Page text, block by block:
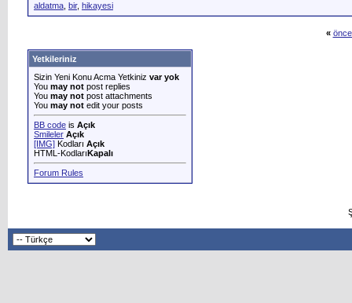
aldatma bir, hikayesi
«
Yetkileriniz
Sizin Yeni Konu Acma Yetkiniz var yok
You may not post replies
You may not post attachments
You may not edit your posts
BB code is Açık
Smileler Açık
[IMG] Kodları Açık
HTML-KodlarıKapalı
Forum Rules